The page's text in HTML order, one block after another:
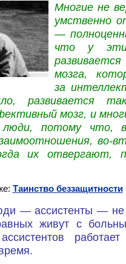
Многие не
умственно
—
что у
мозга,
за
развивается
мозг, и
потому что,
во-
их отвергают,
Таинство беззащитности
— ассистенты —
живут с